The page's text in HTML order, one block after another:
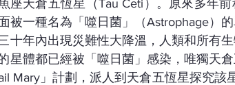
座天倉五恆星（Tau Ceti）。原來多年
被一種名為「噬日菌」（Astrophage）
十年內出現災難性大降溫，人類和所有
星體都已經被「噬日菌」感染，唯獨天
Mary」計劃，派人到天倉五恆星探究該